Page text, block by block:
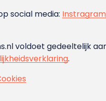
social media: Instragram
voldoet gedeeltelijk
.